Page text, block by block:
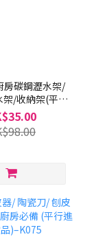
房碳鋼瀝水架/
架/收納架(平行
品)-B017